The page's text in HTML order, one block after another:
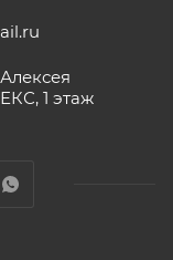
1 этаж